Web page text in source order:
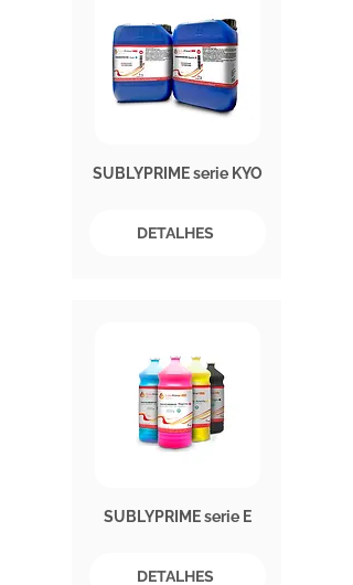
SUBLYPRIME serie KYO
DETALHES
SUBLYPRIME serie E
DETALHES